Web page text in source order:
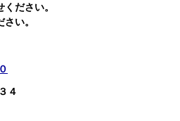
ださい。
い。
４